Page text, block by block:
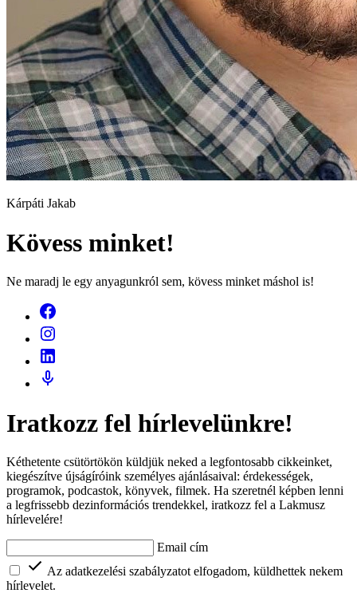
Kárpáti Jakab
Kövess minket!
Ne maradj le egy anyagunkról sem, kövess minket máshol is!
Iratkozz fel hírlevelünkre!
Kéthetente csütörtökön küldjük neked a legfontosabb cikkeinket,
kiegészítve újságíróink személyes ajánlásaival: érdekességek,
programok, podcastok, könyvek, filmek. Ha szeretnél képben lenni
a legfrissebb dezinformációs trendekkel, iratkozz fel a Lakmusz
hírlevelére!
Email cím
Az adatkezelési szabályzatot elfogadom, küldhettek nekem
hírlevelet.